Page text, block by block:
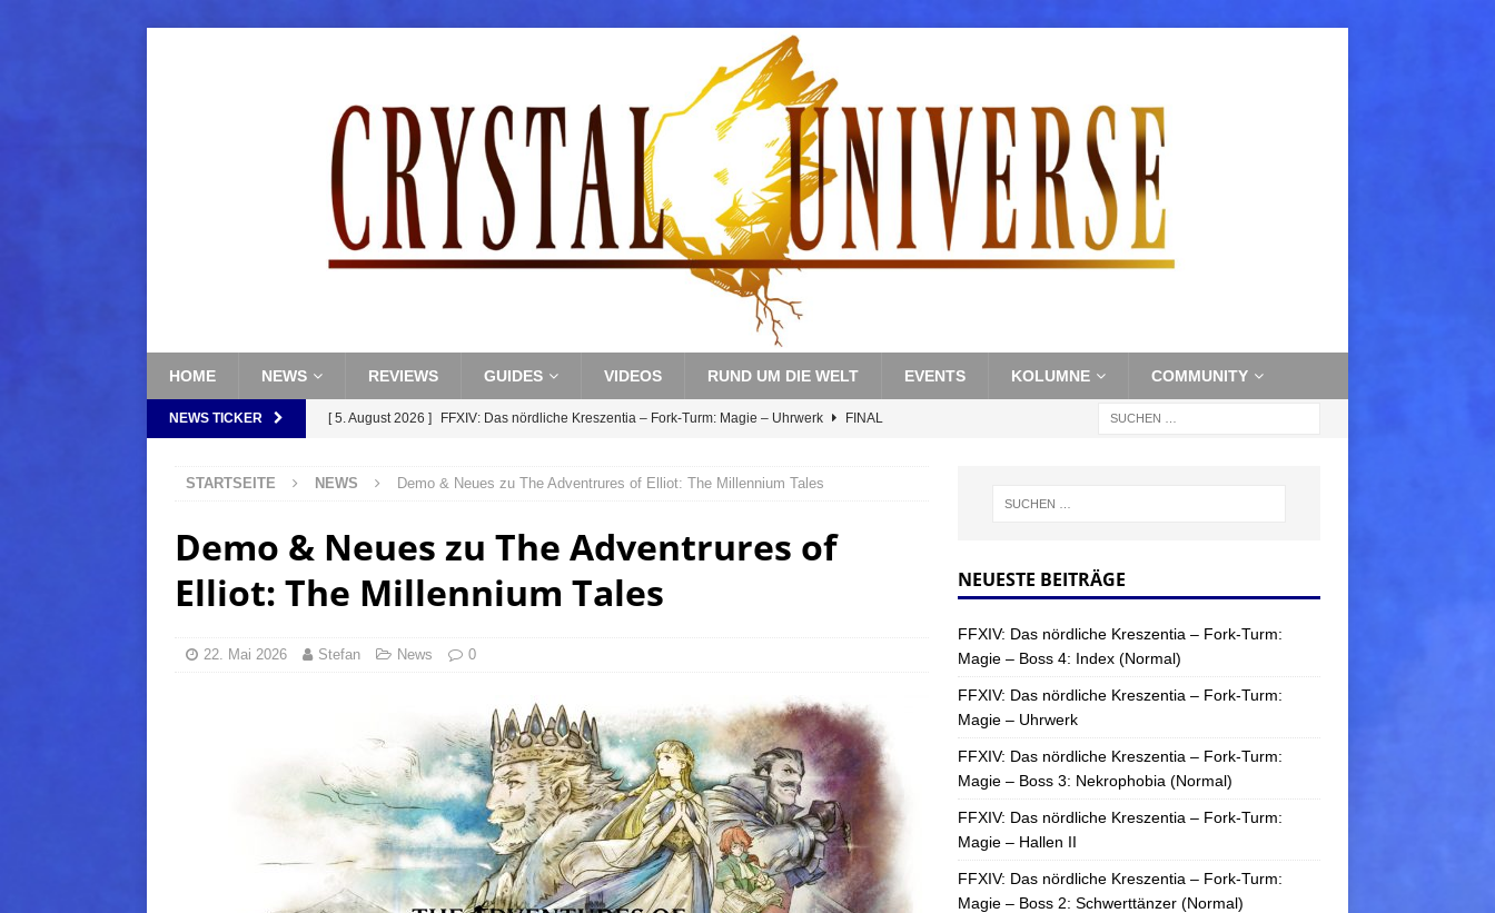
HOME NEWS REVIEWS GUIDES VIDEOS RUND UM DIE WELT EVENTS KOLUMNE COMMUNITY
NEWS TICKER [ 5. August 2026 ] FFXIV: Das nördliche Kreszentia – Fork-Turm: Magie – Uhrwerk FINAL
(Normal) FINAL FANTASY
FANTASY
[ 5. August 2026 ] FFXIV: Das nördliche Kreszentia – Fork-Turm: Magie – Boss 2: Schwerttänzer
FFXIV: Das nördliche Kreszentia – Fork-Turm: Magie – Boss 4: Index (Normal)
FINAL FANTASY
STARTSEITE NEWS Demo & Neues zu The Adventrures of Elliot: The Millennium Tales
Demo & Neues zu The Adventrures of
Elliot: The Millennium Tales
22. Mai 2026 Stefan News 0
NEUESTE BEITRÄGE
FFXIV: Das nördliche Kreszentia – Fork-Turm:
Magie – Boss 4: Index (Normal)
FFXIV: Das nördliche Kreszentia – Fork-Turm:
Magie – Uhrwerk
FFXIV: Das nördliche Kreszentia – Fork-Turm:
Magie – Boss 3: Nekrophobia (Normal)
FFXIV: Das nördliche Kreszentia – Fork-Turm:
Magie – Hallen II
FFXIV: Das nördliche Kreszentia – Fork-Turm:
Magie – Boss 2: Schwerttänzer (Normal)